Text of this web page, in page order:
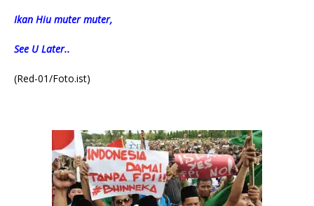
Ikan Hiu muter muter,
See U Later..
(Red-01/Foto.ist)